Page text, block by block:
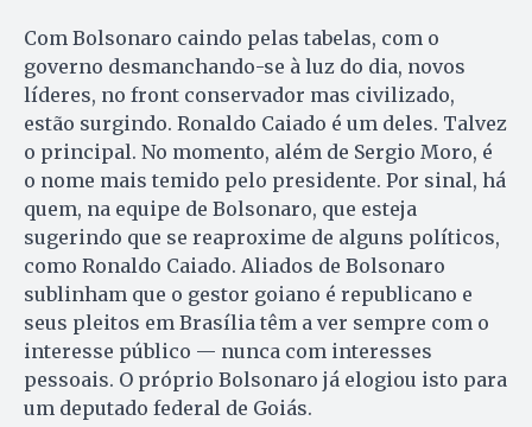
Com Bolsonaro caindo pelas tabelas, com o
governo desmanchando-se à luz do dia, novos
líderes, no front conservador mas civilizado,
estão surgindo. Ronaldo Caiado é um deles. Talvez
o principal. No momento, além de Sergio Moro, é
o nome mais temido pelo presidente. Por sinal, há
quem, na equipe de Bolsonaro, que esteja
sugerindo que se reaproxime de alguns políticos,
como Ronaldo Caiado. Aliados de Bolsonaro
sublinham que o gestor goiano é republicano e
seus pleitos em Brasília têm a ver sempre com o
interesse público — nunca com interesses
pessoais. O próprio Bolsonaro já elogiou isto para
um deputado federal de Goiás.